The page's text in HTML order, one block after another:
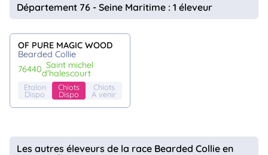
Connexion
Département 76 - Seine Maritime : 1 éleveur
OF PURE MAGIC WOOD
Bearded Collie
76440 saint michel
d'halescourt
Etalon
Dispo
Chiots
Dispo
Chiots
A venir
Les autres éleveurs de la race Bearded Collie en